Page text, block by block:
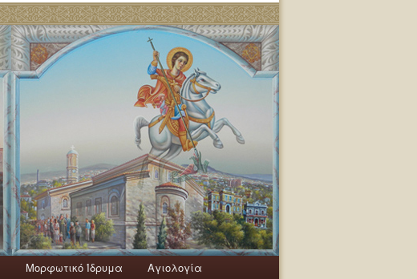
Μορφωτικό Ίδρυμα Αγιολογία